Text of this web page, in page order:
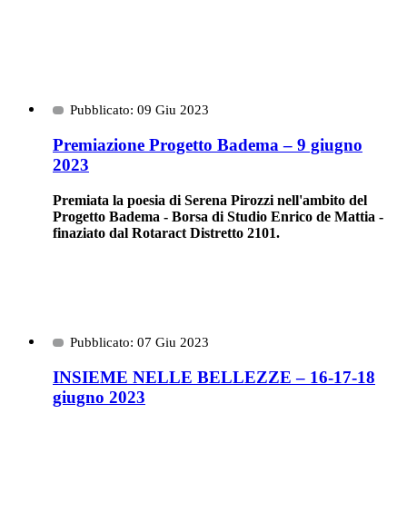
Pubblicato: 09 Giu 2023
Premiazione Progetto Badema – 9 giugno
2023
Premiata la poesia di Serena Pirozzi nell'ambito del
Progetto Badema - Borsa di Studio Enrico de Mattia -
finaziato dal Rotaract Distretto 2101.
Pubblicato: 07 Giu 2023
INSIEME NELLE BELLEZZE – 16-17-18
giugno 2023